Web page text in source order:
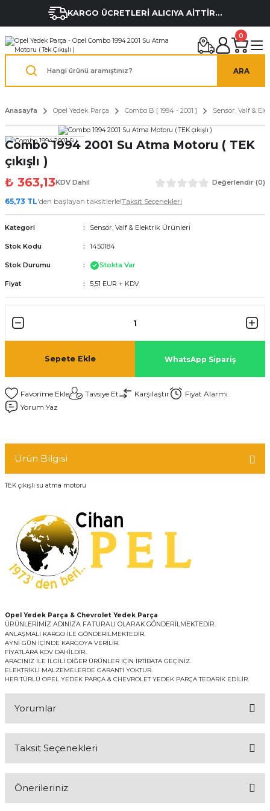
KARGO ÜCRETLERİ ALICIYA AİTTİR...
ARA
0
Anasayfa Opel Yedek Parça Combo B [ 1994 - 2001 ] Sensör, Valf &
Combo 1994 2001 Su Atma Motoru ( TEK
çıkışlı )
₺ 363,13KDV Dahil Değerlendir (0)
65,73 TL'den başlayan taksitlerle!Taksit Seçenekleri
Kategori Sensör, Valf & Elektrik Ürünleri
Stok Kodu 1450184
Stok Durumu Stokta Var
Fiyat 5,51 EUR + KDV
Sepete Ekle WhatsApp Sipariş
Tavsiye Et Karşılaştır
Fiyat Alarmı
Yorum Yaz
Ürün Bilgisi
TEK çıkışlı su atma motoru
Opel Yedek Parça & Chevrolet Yedek Parça
ÜRÜNLERİMİZ ADINIZA FATURALI OLARAK GÖNDERİLMEKTEDİR.
ANLAŞMALI KARGO İLE GÖNDERİLMEKTEDİR.
AYNI GÜN İÇİNDE KARGOYA VERİLİR.
FİYATLARA KDV DAHİLDİR..
ARACINIZ İLE İLGİLİ DİĞER ÜRÜNLER İÇİN İRTİBATA GEÇİNİZ.
ELEKTRİKLİ MALZEMELERDE GARANTİ YOKTUR.
HER TÜRLÜ OPEL YEDEK PARÇA & CHEVROLET YEDEK PARÇA TEDARİK EDİLİR.
Yorumlar
Taksit Seçenekleri
Önerileriniz